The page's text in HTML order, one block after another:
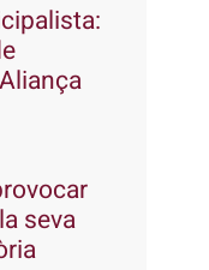
seva